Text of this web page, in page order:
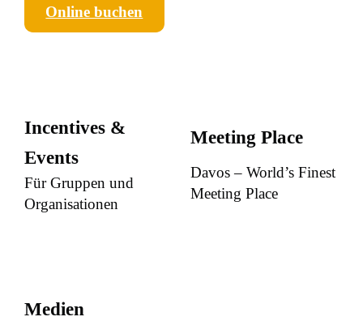
Online buchen
Incentives &
Events
Für Gruppen und
Organisationen
Meeting Place
Davos – World’s Finest
Meeting Place
Medien